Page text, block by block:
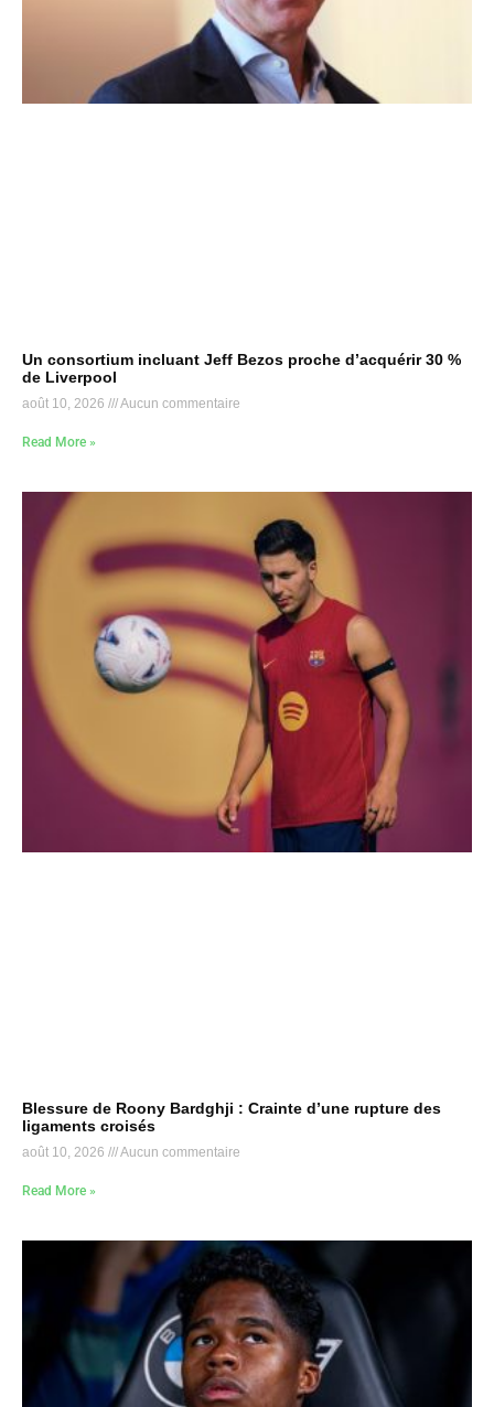
Un consortium incluant Jeff Bezos proche d’acquérir 30 %
de Liverpool
août 10, 2026 Aucun commentaire
Read More »
Blessure de Roony Bardghji : Crainte d’une rupture des
ligaments croisés
août 10, 2026 Aucun commentaire
Read More »